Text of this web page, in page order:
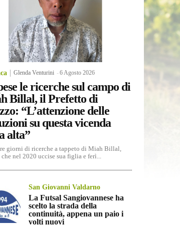
Glenda Venturini -6 Agosto 2026
le ricerche sul campo di
Billal, il Prefetto di
“L’attenzione delle
su questa vicenda
alta”
giorni di ricerche a tappeto di Miah Billal,
nel 2020 uccise sua figlia e ferì...
San Giovanni Valdarno
La Futsal Sangiovannese ha
scelto la strada della
continuità, appena un paio i
volti nuovi